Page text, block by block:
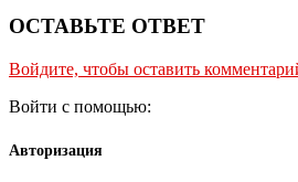
ОСТАВЬТЕ ОТВЕТ
Войдите, чтобы оставить
Войти с помощью:
Авторизация